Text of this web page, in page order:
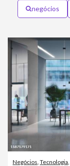
negócios
Negócios Tecnologia